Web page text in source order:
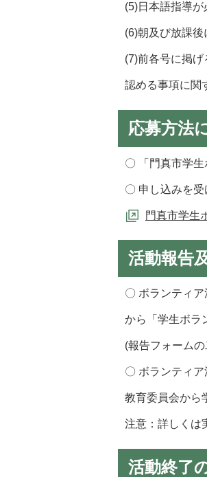
(5)日本語指導
(6)朝及び放課
(7)前各号に掲
認める事項に関
応募方法
〇 「門真市学
〇 申し込みを
門真市学生
活動報告
〇 ボランティ
から「学生ボラ
(報告フォーム
〇 ボランティ
教育委員会から
注意：詳しくは
活動終了